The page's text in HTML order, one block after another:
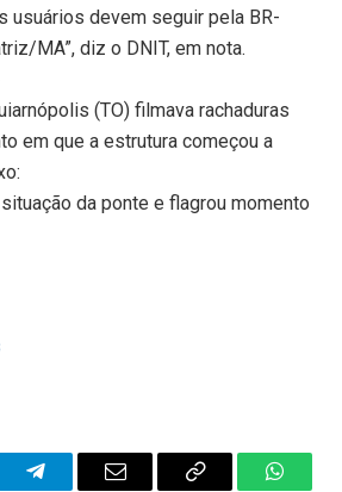
usuários devem seguir pela BR-
MA”, diz o DNIT, em nota.
(TO) filmava rachaduras
em que a estrutura começou a
da ponte e flagrou momento